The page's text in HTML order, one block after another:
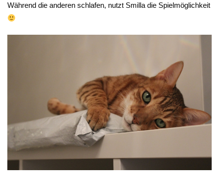
Während die anderen schlafen, nutzt Smilla die Spielmöglichkeit